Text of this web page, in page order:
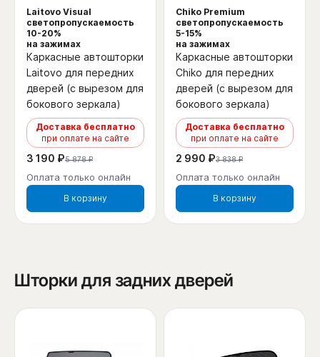
Laitovo Visual
светопропускаемость
10-20%
на зажимах
Каркасные автошторки
Laitovo для передних
дверей (с вырезом для
бокового зеркала)
Доставка бесплатно
при оплате на сайте
3 190 ₽5 878 ₽
Оплата только онлайн
В корзину
Chiko Premium
светопропускаемость
5-15%
на зажимах
Каркасные автошторки
Chiko для передних
дверей (с вырезом для
бокового зеркала)
Доставка бесплатно
при оплате на сайте
2 990 ₽3 838 ₽
Оплата только онлайн
В корзину
Шторки для задних дверей